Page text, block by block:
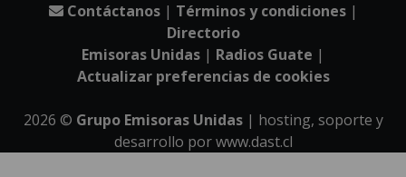
Contáctanos| Términos y condiciones|
Directorio
Emisoras Unidas | Radios Guate |
Actualizar preferencias de cookies
2026 © Grupo Emisoras Unidas| hosting, soporte y
desarrollo porwww.dast.cl